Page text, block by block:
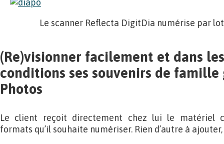
Le scanner Reflecta DigitDia numérise par
(Re)visionner facilement et dans
conditions ses souvenirs de famille
Photos
Le client reçoit directement chez lui le matériel
formats qu’il souhaite numériser. Rien d’autre à